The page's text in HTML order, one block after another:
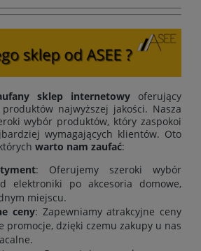
sklep internetowyoferujący
najwyższej jakości. Nasza
wybór produktów, który zaspokoi
wymagających klientów. Oto
warto nam zaufać:
: Oferujemy szeroki wybór
elektroniki po akcesoria domowe,
miejscu.
ceny: Zapewniamy atrakcyjne ceny
promocje, dzięki czemu zakupy u nas